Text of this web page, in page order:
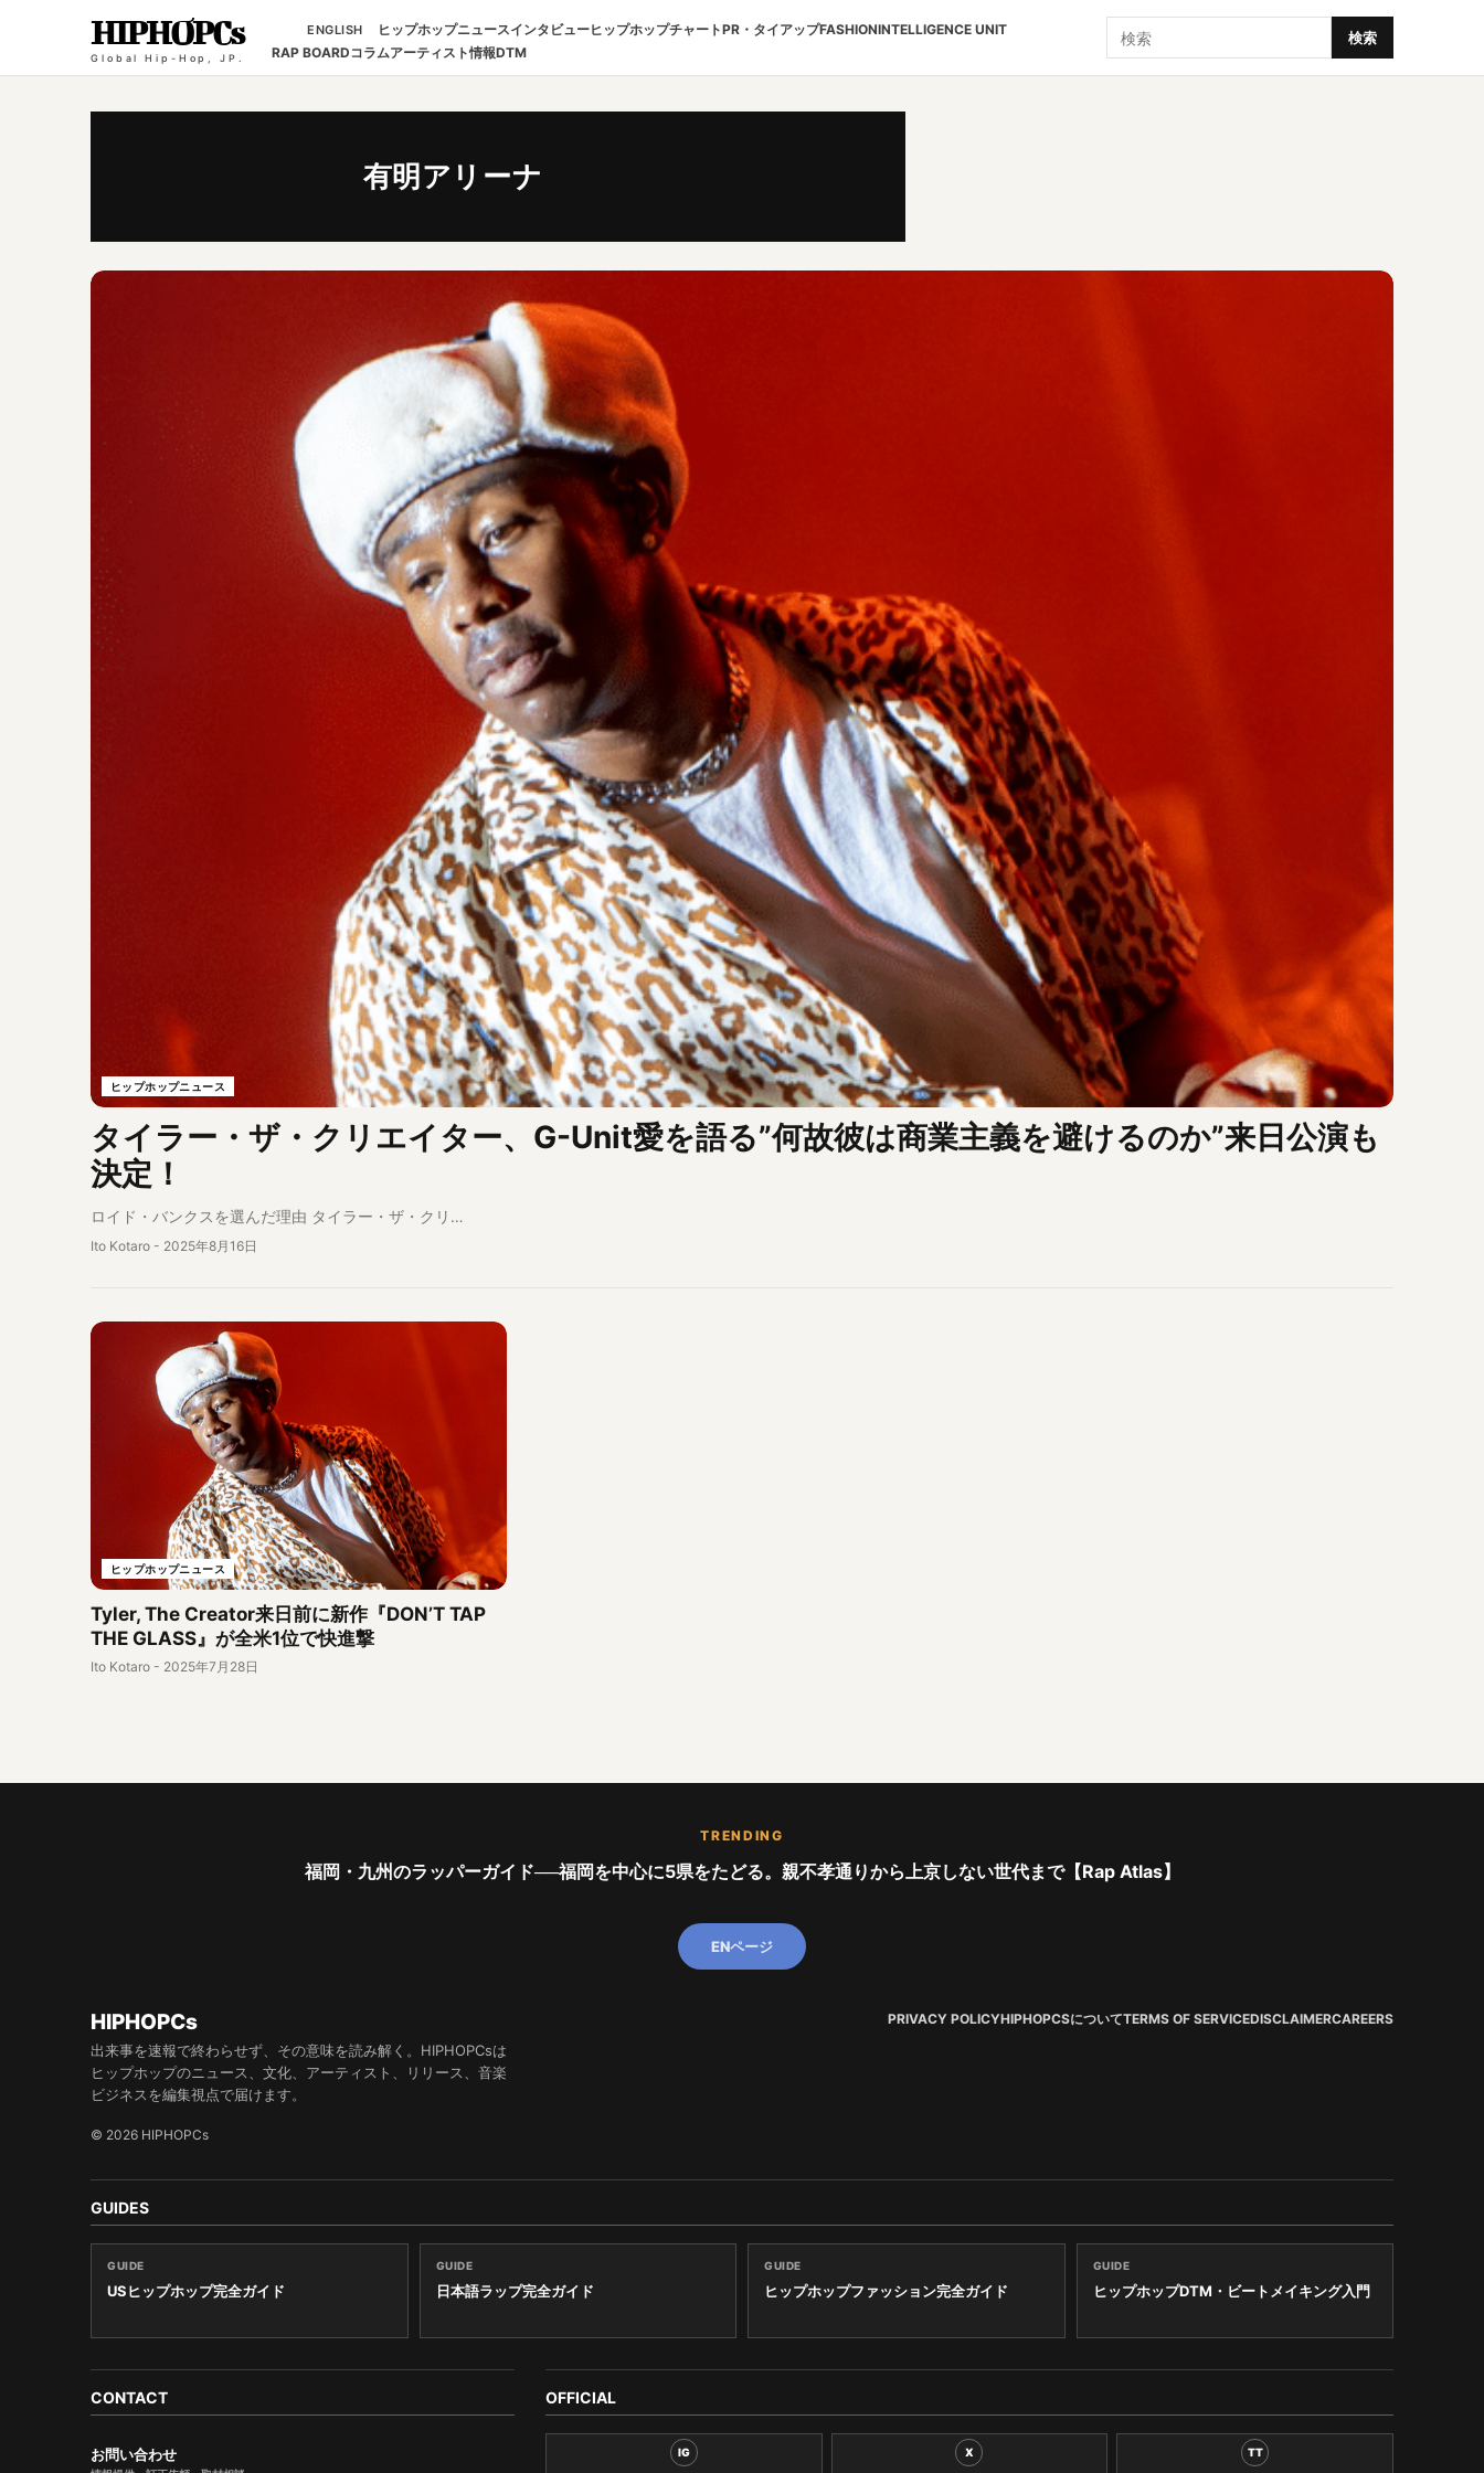
HIPHOPCs
Global Hip-Hop, JP.
ENGLISH ヒップホップニュースインタビューヒップホップチャートPR・タイアップFASHIONINTELLIGENCE UNIT
RAP BOARDコラムアーティスト情報DTM
検索 検索
有明アリーナ
ヒップホップニュース
タイラー・ザ・クリエイター、G-Unit愛を語る”何故彼は商業主義を避けるのか”来日公演も
決定！
ロイド・バンクスを選んだ理由 タイラー・ザ・クリ…
Ito Kotaro - 2025年8月16日
ヒップホップニュース
Tyler, The Creator来日前に新作『DON’T TAP
THE GLASS』が全米1位で快進撃
Ito Kotaro - 2025年7月28日
TRENDING
福岡・九州のラッパーガイド──福岡を中心に5県をたどる。親不孝通りから上京しない世代まで【Rap Atlas】
ENページ
HIPHOPCs
出来事を速報で終わらせず、その意味を読み解く。HIPHOPCsは
ヒップホップのニュース、文化、アーティスト、リリース、音楽
ビジネスを編集視点で届けます。
© 2026 HIPHOPCs
PRIVACY POLICYHIPHOPCSについてTERMS OF SERVICEDISCLAIMERCAREERS
GUIDES
GUIDE
USヒップホップ完全ガイド
GUIDE
日本語ラップ完全ガイド
GUIDE
ヒップホップファッション完全ガイド
GUIDE
ヒップホップDTM・ビートメイキング入門
CONTACT
お問い合わせ
OFFICIAL
IG X TT